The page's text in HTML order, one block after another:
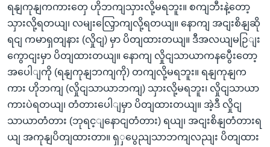
ရနျကုနျကကားတှေ ဟိုဘကျသှားလို့မရဘူး။ စကျဘီးနဲ့တော့
သှားလို့ရတယျ၊ လမျးလြှောကျလို့ရတယျ။ နောကျ အငျးစိနျဆို
ရငျ ကမာရှတျနား (လှိုငျ) မှာ ပိတျထားတယျ။ ဒီအလယျမဉြျး
ကွောငျးမှာ ပိတျထားတယျ။ နောကျ လှိုငျသာယာကနပွေီးတော့
အပေါျကို (ရနျကုနျဘကျကို) တကျလို့မရဘူး။ ရနျကုနျက
ကား ဟိုဘကျ (လှိုငျသာယာဘကျ) သှားလို့မရဘူး၊ လှိုငျသာယာ
ကားပဲရတယျ၊ တံတားပေါျမှာ ပိတျထားတယျ။ အဲ့ဒီ လှိုငျ
သာယာတံတား (ဘုရင့ျနောငျတံတား) ရယျ၊ အငျးစိနျတံတားရ
ယျ အကုနျပိတျထားတာ။ ရှှပွေညျသာဘကျလညျး ပိတျထား